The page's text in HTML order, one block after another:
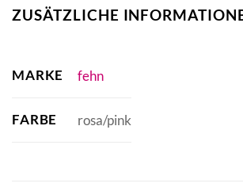
ZUSÄTZLICHE
MARKE fehn
FARBE rosa/pink